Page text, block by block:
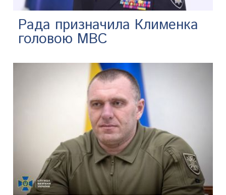
Рада призначила Клименка
головою МВС